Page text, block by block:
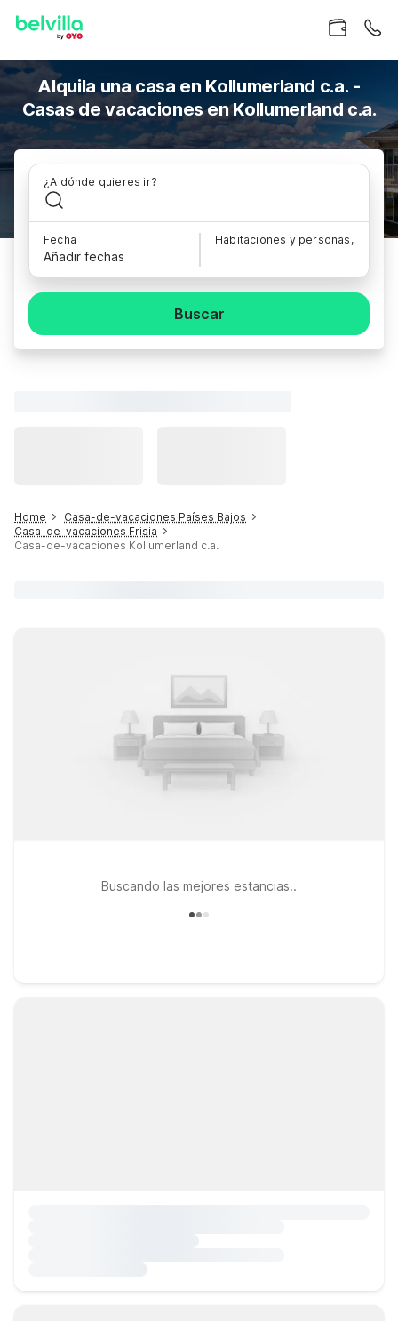
Alquila una casa en Kollumerland c.a. -
Casas de vacaciones en Kollumerland c.a.
¿A dónde quieres ir?
Fecha
Añadir fechas
Habitaciones y personas,
Buscar
Home
Casa-de-vacaciones Países Bajos
Casa-de-vacaciones Frisia
Casa-de-vacaciones Kollumerland c.a.
Buscando las mejores estancias..